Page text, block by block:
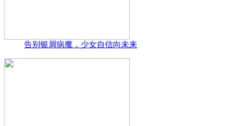
告别银屑病魔，少女自信向未来